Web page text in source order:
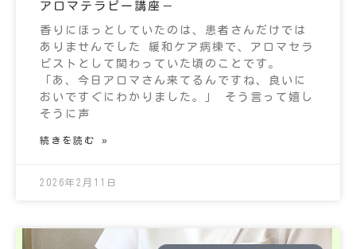
アロマテラピー講座－
香りにほっとしていたのは、患者さんだけでは
ありませんでした 緩和ケア病棟で、アロマセラ
ピストとして関わっていた頃のことです。
「あ、今日アロマさん来てるんですね、良いに
おいですぐにわかりました。」 そう言って嬉し
そうに声
続きを読む »
2026年2月11日